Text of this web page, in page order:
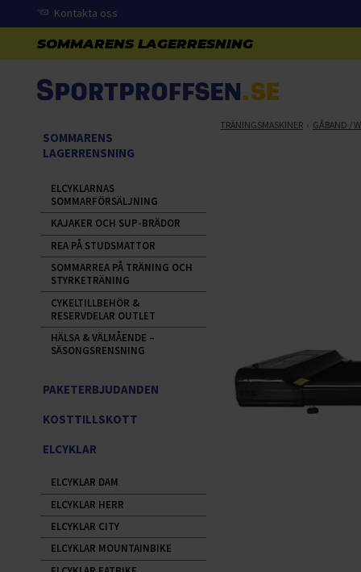
Kontakta oss
TRÄNINGSMASKINER GÅBAND /
SOMMARENS
LAGERRENSNING
ELCYKLARNAS
SOMMARFÖRSÄLJNING
KAJAKER OCH SUP-BRÄDOR
REA PÅ STUDSMATTOR
SOMMARREA PÅ TRÄNING OCH
STYRKETRÄNING
CYKELTILLBEHÖR &
RESERVDELAR OUTLET
HÄLSA & VÄLMÅENDE –
SÄSONGSRENSNING
PAKETERBJUDANDEN
KOSTTILLSKOTT
ELCYKLAR
ELCYKLAR DAM
ELCYKLAR HERR
ELCYKLAR CITY
ELCYKLAR MOUNTAINBIKE